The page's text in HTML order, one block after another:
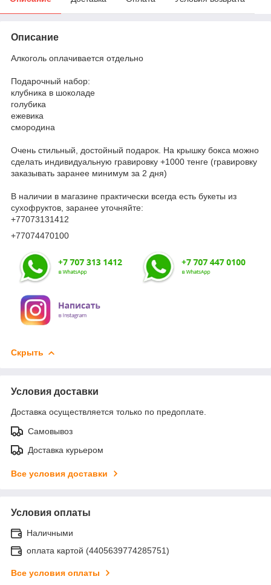
Описание
Алкоголь оплачивается отдельно
Подарочный набор:
клубника в шоколаде
голубика
ежевика
смородина
Очень стильный, достойный подарок. На крышку бокса можно
сделать индивидуальную гравировку +1000 тенге (гравировку
заказывать заранее минимум за 2 дня)
В наличии в магазине практически всегда есть букеты из
сухофруктов, заранее уточняйте:
+77073131412
+77074470100
Скрыть
Условия доставки
Доставка осуществляется только по предоплате.
Самовывоз
Доставка курьером
Все условия доставки
Условия оплаты
Наличными
оплата картой (4405639774285751)
Все условия оплаты